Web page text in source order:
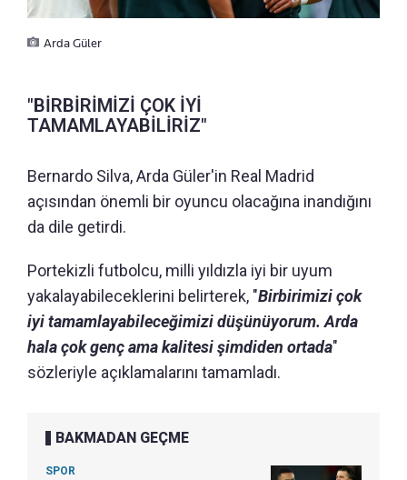
Arda Güler
"BİRBİRİMİZİ ÇOK İYİ
TAMAMLAYABİLİRİZ"
Bernardo Silva, Arda Güler'in Real Madrid
açısından önemli bir oyuncu olacağına inandığını
da dile getirdi.
Portekizli futbolcu, milli yıldızla iyi bir uyum
yakalayabileceklerini belirterek, "Birbirimizi çok
iyi tamamlayabileceğimizi düşünüyorum. Arda
hala çok genç ama kalitesi şimdiden ortada"
sözleriyle açıklamalarını tamamladı.
BAKMADAN GEÇME
SPOR